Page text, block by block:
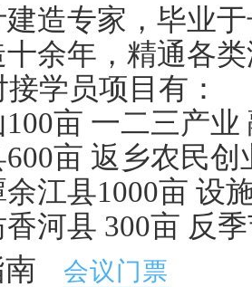
造专家，毕业
余年，精通各
学员项目有：
亩 一二三产
亩 返乡农民
江县1000亩 设
河县 300亩 反
会议门票